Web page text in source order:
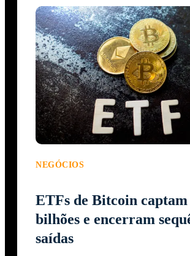
NEGÓCIOS
ETFs de Bitcoin captam
bilhões e encerram
saídas